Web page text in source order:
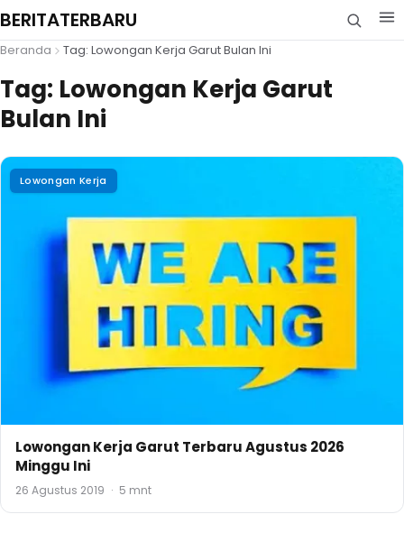
BERITATERBARU
Beranda Tag: Lowongan Kerja Garut Bulan Ini
Tag: Lowongan Kerja Garut
Bulan Ini
Lowongan Kerja
Lowongan Kerja Garut Terbaru Agustus 2026
Minggu Ini
26 Agustus 2019 · 5 mnt